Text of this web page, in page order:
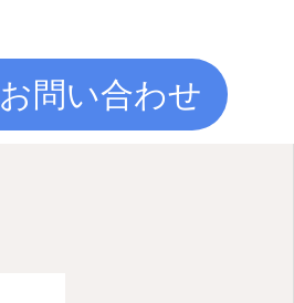
お問い合わせ